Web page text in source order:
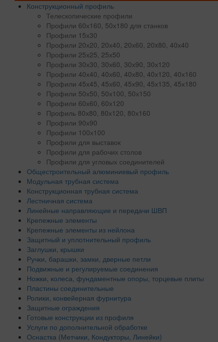
Конструкционный профиль
Телескопические профили
Профили 60х160, 50х180 для станков
Профили 15х30
Профили 20х20, 20х40, 20х60, 20x80, 40х40
Профили 25х25, 25х50
Профили 30х30, 30х60, 30х90, 30х120
Профили 40х40, 40х60, 40х80, 40х120, 40х160
Профили 45х45, 45х60, 45х90, 45х135, 45х180
Профили 50х50, 50х100, 50х150
Профили 60х60, 60х120
Профиль 80х80, 80х120, 80х160
Профили 90х90
Профили 100х100
Профили для выставок
Профили для рабочих столов
Профили для угловых соединителей
Общестроительный алюминиевый профиль
Модульная трубная система
Конструкционная трубная система
Лестничная система
Линейные направляющие и передачи ШВП
Крепежные элементы
Крепежные элементы из нейлона
Защитный и уплотнительный профиль
Заглушки, крышки
Ручки, барашки, замки, дверные петли
Подвижные и регулируемые соединения
Ножки, колеса, фундаментные опоры, торцевые плиты
Пластины соединительные
Ролики, конвейерная фурнитура
Защитные ограждения
Готовые конструкции из профиля
Услуги по дополнительной обработке
Оснастка (Метчики, Кондукторы, Линейки)